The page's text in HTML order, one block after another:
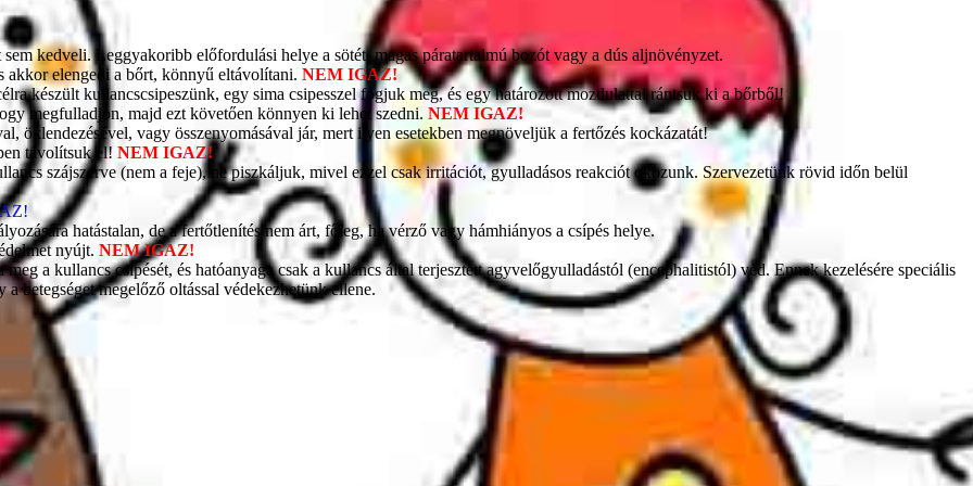
kedveli. Leggyakoribb előfordulási helye a sötét, magas páratartalmú bozót vagy a dús aljnövényzet.
akkor elengedi a bőrt, könnyű eltávolítani. NEM IGAZ!
készült kullancscsipeszünk, egy sima csipesszel fogjuk meg, és egy határozott mozdulattal rántsuk ki a bőrből!
megfulladjon, majd ezt követően könnyen ki lehet szedni.NEM IGAZ!
öklendezésével, vagy összenyomásával jár, mert ilyen esetekben megnöveljük a fertőzés kockázatát!
távolítsuk el! NEM IGAZ!
szájszerve (nem a feje), ne piszkáljuk, mivel ezzel csak irritációt, gyulladásos reakciót okozunk. Szervezetünk rövid időn belül
hatástalan, de a fertőtlenítés nem árt, főleg, ha vérző vagy hámhiányos a csípés helye.
nyújt. NEM IGAZ!
a kullancs csípését, és hatóanyaga csak a kullancs által terjesztett agyvelőgyulladástól (encephalitistól) véd. Ennek kezelésére speciális
betegséget megelőző oltással védekezhetünk ellene.